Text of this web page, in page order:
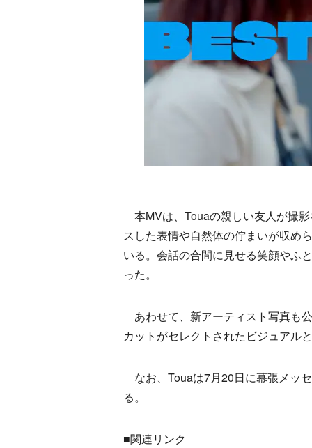
本MVは、Touaの親しい友人が撮
スした表情や自然体の佇まいが収め
いる。会話の合間に見せる笑顔やふ
った。
あわせて、新アーティスト写真も
カットがセレクトされたビジュアル
なお、Touaは7月20日に幕張メッ
る。
■関連リンク